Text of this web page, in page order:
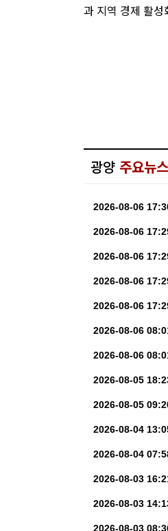
과 지역 경제 활
광양 주요뉴스
2026-08-06
2026-08-06
2026-08-06
2026-08-06
2026-08-06
2026-08-06
2026-08-06
2026-08-05
2026-08-05
2026-08-04
2026-08-04
2026-08-03
2026-08-03
2026-08-03